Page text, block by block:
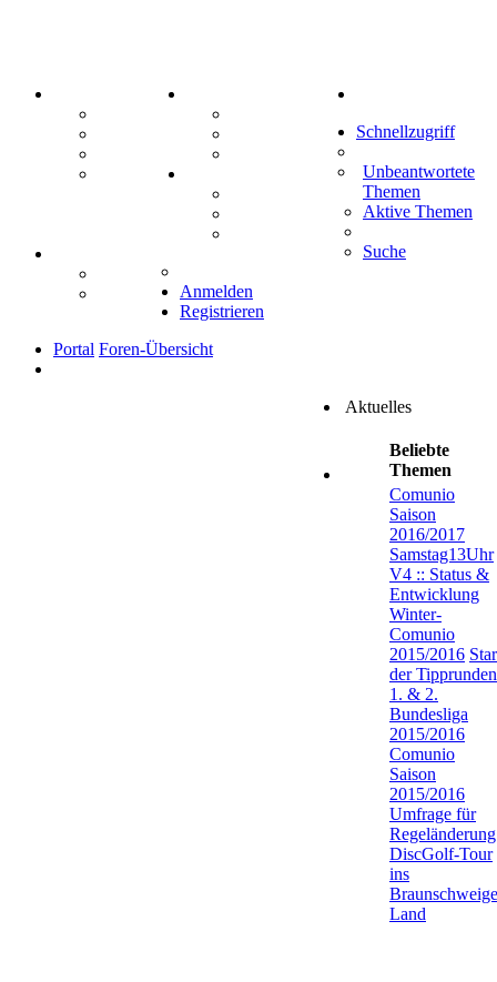
Mastodon
Treffenübersicht
Zitatesammlung
Schiffe versenken
Tipprunde
Comunio
Schnellzugriff
Unbeantwortete
Themen
Aktive Themen
Suche
Anmelden
Registrieren
Portal Foren-Übersicht
Aktuelles
Beliebte
Themen
Comunio
Saison
2016/2017
Samstag13Uhr
V4 :: Status &
Entwicklung
Winter-
Comunio
2015/2016
der Tipprunden
1. & 2.
Bundesliga
2015/2016
Comunio
Saison
2015/2016
Umfrage für
Regeländerung
DiscGolf-Tour
ins
Land